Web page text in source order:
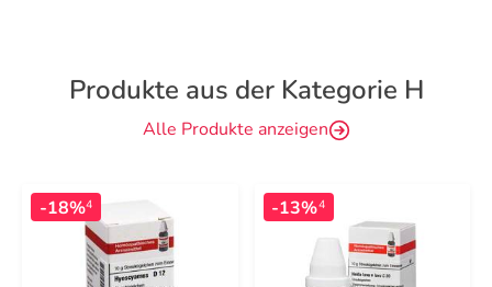
Produkte aus der Kategorie H
Alle Produkte anzeigen
-18%4 -13%4